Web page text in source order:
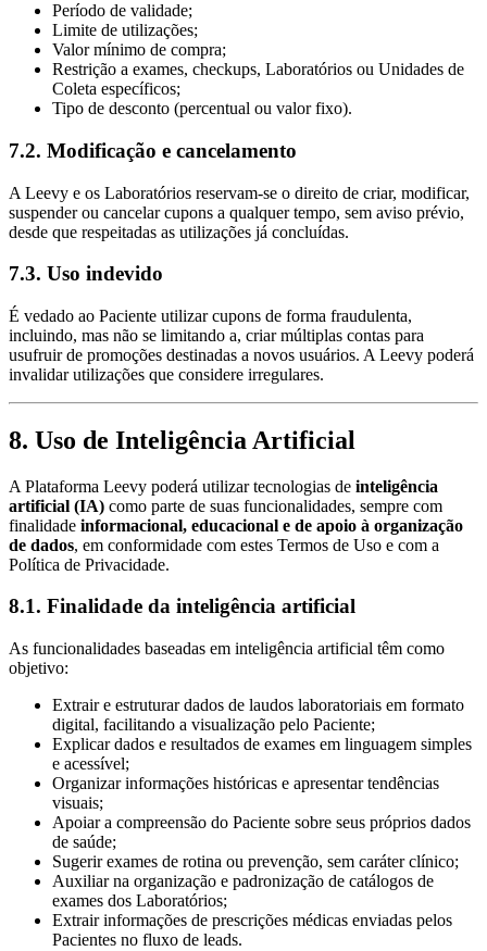
Período de validade;
Limite de utilizações;
Valor mínimo de compra;
Restrição a exames, checkups, Laboratórios ou Unidades de
Coleta específicos;
Tipo de desconto (percentual ou valor fixo).
7.2. Modificação e cancelamento
A Leevy e os Laboratórios reservam-se o direito de criar, modificar,
suspender ou cancelar cupons a qualquer tempo, sem aviso prévio,
desde que respeitadas as utilizações já concluídas.
7.3. Uso indevido
É vedado ao Paciente utilizar cupons de forma fraudulenta,
incluindo, mas não se limitando a, criar múltiplas contas para
usufruir de promoções destinadas a novos usuários. A Leevy poderá
invalidar utilizações que considere irregulares.
8. Uso de Inteligência Artificial
A Plataforma Leevy poderá utilizar tecnologias de inteligência
artificial (IA) como parte de suas funcionalidades, sempre com
finalidade informacional, educacional e de apoio à organização
de dados, em conformidade com estes Termos de Uso e com a
Política de Privacidade.
8.1. Finalidade da inteligência artificial
As funcionalidades baseadas em inteligência artificial têm como
objetivo:
Extrair e estruturar dados de laudos laboratoriais em formato
digital, facilitando a visualização pelo Paciente;
Explicar dados e resultados de exames em linguagem simples
e acessível;
Organizar informações históricas e apresentar tendências
visuais;
Apoiar a compreensão do Paciente sobre seus próprios dados
de saúde;
Sugerir exames de rotina ou prevenção, sem caráter clínico;
Auxiliar na organização e padronização de catálogos de
exames dos Laboratórios;
Extrair informações de prescrições médicas enviadas pelos
Pacientes no fluxo de leads.